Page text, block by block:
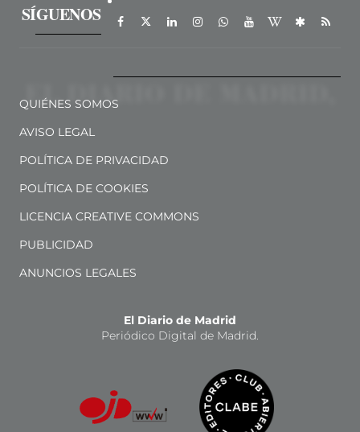
SÍGUENOS
QUIÉNES SOMOS
AVISO LEGAL
POLÍTICA DE PRIVACIDAD
POLÍTICA DE COOKIES
LICENCIA CREATIVE COMMONS
PUBLICIDAD
ANUNCIOS LEGALES
El Diario de Madrid
Periódico Digital de Madrid.